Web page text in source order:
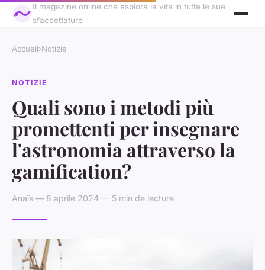
Il magazine online che esplora la vita in tutte le sue
sfaccettature
Accueil›Notizie
NOTIZIE
Quali sono i metodi più
promettenti per insegnare
l'astronomia attraverso la
gamification?
Anaïs — 8 aprile 2024 — 5 min de lecture